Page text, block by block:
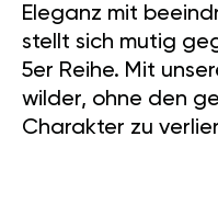
Eleganz mit
stellt sich mutig
5er Reihe. Mit
wilder, ohne den
Charakter zu